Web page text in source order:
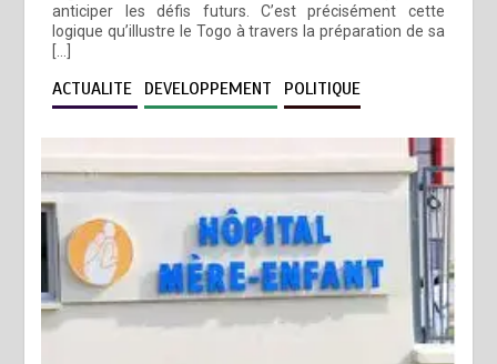
anticiper les défis futurs. C’est précisément cette
logique qu’illustre le Togo à travers la préparation de sa
[…]
ACTUALITE DEVELOPPEMENT POLITIQUE